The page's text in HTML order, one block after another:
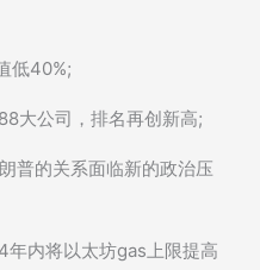
低40%;
大公司，排名再创新高;
普的关系面临新的政治压
年内将以太坊gas上限提高